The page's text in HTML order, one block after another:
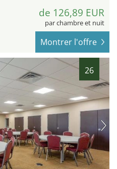
de 126,89 EUR
par chambre et nuit
Montrer l'offre
26